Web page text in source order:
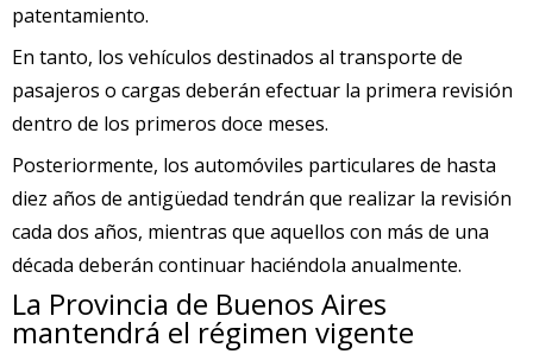
patentamiento.
En tanto, los vehículos destinados al transporte de
pasajeros o cargas deberán efectuar la primera revisión
dentro de los primeros doce meses.
Posteriormente, los automóviles particulares de hasta
diez años de antigüedad tendrán que realizar la revisión
cada dos años, mientras que aquellos con más de una
década deberán continuar haciéndola anualmente.
La Provincia de Buenos Aires
mantendrá el régimen vigente